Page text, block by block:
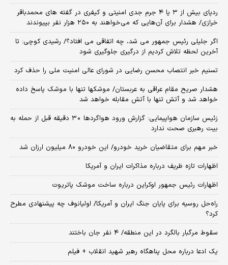
ردپای بیش از ۳ یا ۴ جرم جدی امنیتی و کیفری در گفته های محمدباقر
خرازی/ هشدار برای آن‌هایی که می‌خواهند به ۲۵۰ هزار نفر بپیوندند
اگر جلیلی رئیس جمهور می شد، چه اتفاقی می افتاد؟/ رشیدی کوچی: تا
آخرین لحظه تلاش کردیم از درگیری جلوگیری شود
تسنیم خبر انتصاب محسن رضایی در شورای عالی امنیت ملی را حذف کرد
هشدار صریح مقام عراقی به عربستان/ موشکها تنها با موشک پاسخ داده
خواهد شد و آتش تنها با آتش مقابله خواهد شد
زئیس سازمان هواپیمایی: گزارش ورود هواگردها ٣٠ دقیقه قبل از حمله به
بیت رهبری صحت ندارد
خبر مهم برای متقاضیان خرید خودرو/ این خودرو ۸۰ میلیون ارزان شد
اظهارات تازه ظریف درباره مذاکرات ایران و آمریکا
اظهارات رئیس جمهور اوکراین درباره ساخت موشک پاتریوت
راه‌حل روسیه برای پایان جنگ ایران و آمریکا/ اولیانوف چه پیشنهادی مطرح
کرد؟
سقوط مرگبار بالگرد در این منطقه/ ۴ نفر جان باختند
یک ادعا درباره محل پناهگاه‌ رهبر شهید انقلاب + فیلم